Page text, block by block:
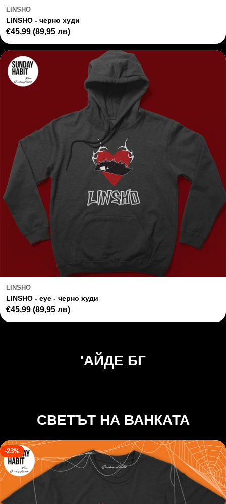
LINSHO
LINSHO - черно худи
Regular
price
€45,99 (89,95 лв)
LINSHO
LINSHO - eye - черно худи
Regular
price
€45,99 (89,95 лв)
'АЙДЕ БГ
СВЕТЪТ НА ВАНКАТА
-23%